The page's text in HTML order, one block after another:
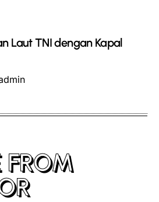
Laut TNI dengan Kapal
FROM